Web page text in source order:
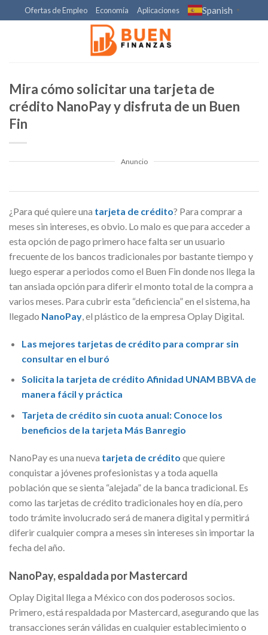
to
Ofertas de Empleo Economía Aplicaciones Spanish ▼
Mira cómo solicitar una tarjeta de
crédito NanoPay y disfruta de un Buen
Fin
Anuncio
¿Para qué quiere una tarjeta de crédito? Para comprar a
meses sin intereses, es obvio. Lo malo es que para acceder a
esta opción de pago primero hace falta ser un usuario
frecuente de los bancos tradicionales por bastante tiempo y
luego esperar a periodos como el Buen Fin donde nos llega la
tan ansiada opción para diferir el monto total de la compra a
varios meses. Para cubrir esta “deficiencia” en el sistema, ha
llegado NanoPay, el plástico de la empresa Oplay Digital.
Las mejores tarjetas de crédito para comprar sin
consultar en el buró
Solicita la tarjeta de crédito Afinidad UNAM BBVA de
manera fácil y práctica
Tarjeta de crédito sin cuota anual: Conoce los
beneficios de la tarjeta Más Banregio
NanoPay es una nueva tarjeta de crédito que quiere
conquistar a jóvenes profesionistas y a toda aquella
población que se sienta “alejada” de la banca tradicional. Es
como las tarjetas de crédito tradicionales hoy en día, pero
todo trámite involucrado será de manera digital y permitirá
diferir cualquier compra a meses sin intereses sin importar la
fecha del año.
NanoPay, espaldada por Mastercard
Oplay Digital llega a México con dos poderosos socios.
Primero, está respaldada por Mastercard, asegurando que las
transacciones serán válidas en cualquier establecimiento o